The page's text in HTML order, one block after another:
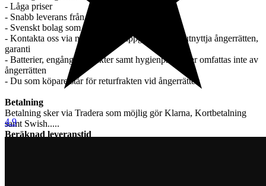
- Låga priser
- Snabb leverans från lager i Sverige
- Svenskt bolag som följer svensk lag
- Kontakta oss via mina kontaktuppgifter för att utnyttja ångerrätten,
garanti
- Batterier, engångsprodukter samt hygienprodukter omfattas inte av
ångerrätten
- Du som köpare står för returfrakten vid ångerrätten
Betalning
Betalning sker via Tradera som möjlig gör Klarna, Kortbetalning
samt Swish.....
Beräknad leveranstid
4.9